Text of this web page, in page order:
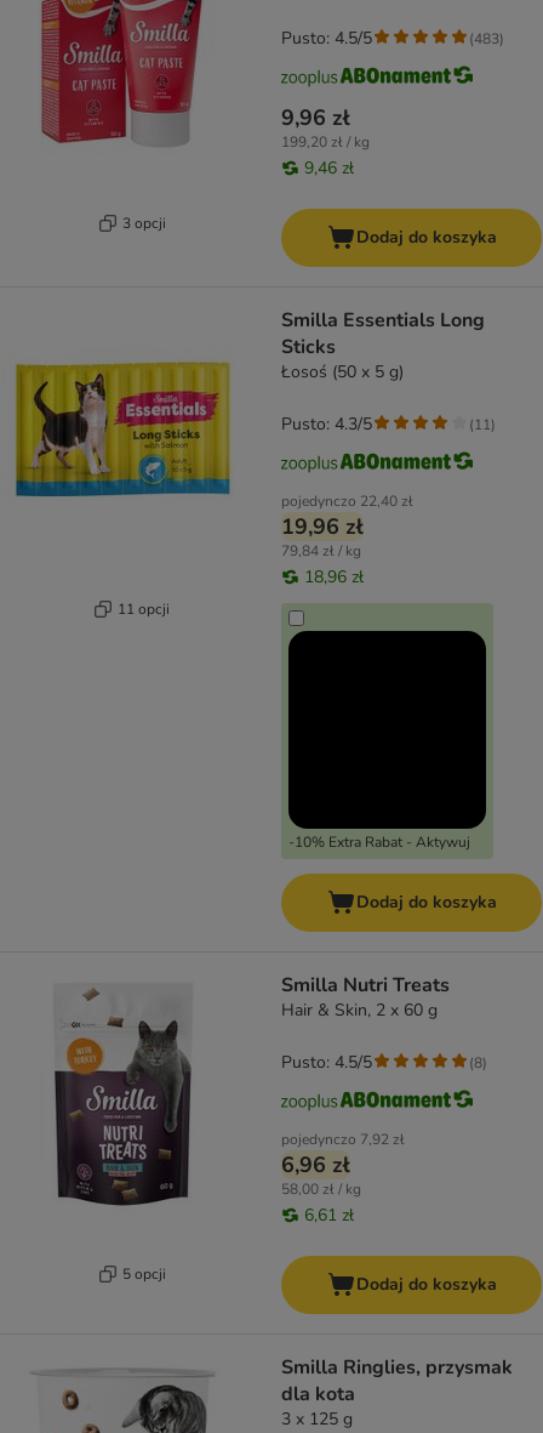
3 opcji
9,96 zł
199,20 zł / kg
9,46 zł
Pusto: 4.5/5 (483)
Dodaj do koszyka
11 opcji
Smilla Essentials Long
Sticks
Łosoś (50 x 5 g)
pojedynczo 22,40 zł
19,96 zł
79,84 zł / kg
18,96 zł
-10% Extra Rabat - Aktywuj
Pusto: 4.3/5 (11)
Dodaj do koszyka
5 opcji
Smilla Nutri Treats
Hair & Skin, 2 x 60 g
pojedynczo 7,92 zł
6,96 zł
58,00 zł / kg
6,61 zł
Pusto: 4.5/5 (8)
Dodaj do koszyka
Smilla Ringlies, przysmak
dla kota
3 x 125 g